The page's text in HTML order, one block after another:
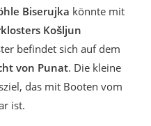
Biserujka könnte mit
Košljun
befindet sich auf dem
von Punat. Die kleine
das mit Booten vom
ist.